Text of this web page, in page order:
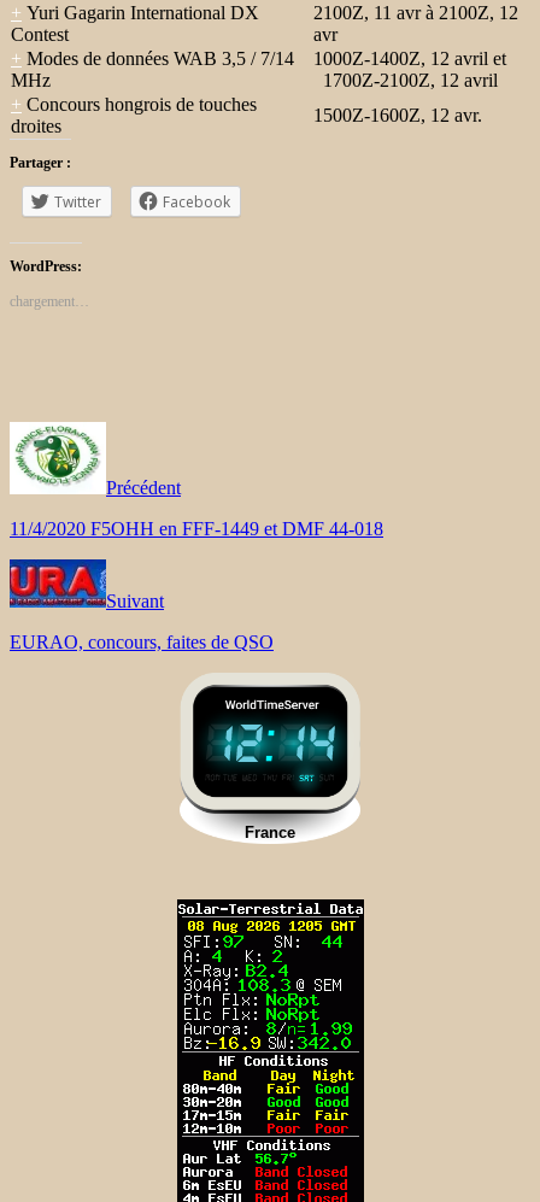
+ Yuri Gagarin International DX
Contest
2100Z, 11 avr à 2100Z, 12
avr
+ Modes de données WAB 3,5 / 7/14
MHz
1000Z-1400Z, 12 avril et
1700Z-2100Z, 12 avril
+ Concours hongrois de touches
droites
1500Z-1600Z, 12 avr.
Partager :
Twitter Facebook
WordPress:
chargement…
Précédent
11/4/2020 F5OHH en FFF-1449 et DMF 44-018
Suivant
EURAO, concours, faites de QSO